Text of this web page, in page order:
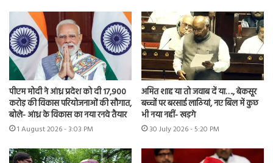
पीएम मोदी ने आंध्र प्रदेश को दी 17,900
करोड़ की विकास परियोजनाओं की सौगात,
बोले- आंध्र के विकास का नया रनवे तैयार
1 August 2026 - 3:03 PM
अमित शाह या तो जवाब दें या…., बेकसूर
बच्चों पर बरसाई लाठियां, नए बिल में कुछ
भी नया नहीं- खड़गे
30 July 2026 - 5:20 PM